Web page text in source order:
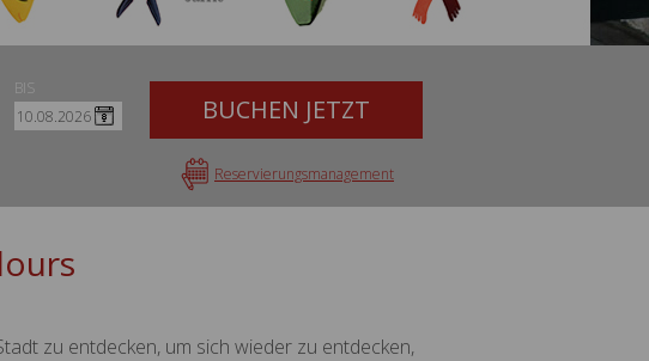
BIS
BUCHEN JETZT
Reservierungsmanagement
zu entdecken, um sich wieder zu entdecken,